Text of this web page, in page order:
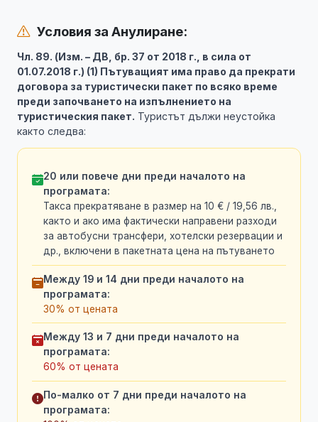
Условия за Анулиране:
Чл. 89. (Изм. – ДВ, бр. 37 от 2018 г., в сила от
01.07.2018 г.) (1) Пътуващият има право да прекрати
договора за туристически пакет по всяко време
преди започването на изпълнението на
туристическия пакет. Туристът дължи неустойка
както следва:
20 или повече дни преди началото на
програмата:
Такса прекратяване в размер на 10 € / 19,56 лв.,
както и ако има фактически направени разходи
за автобусни трансфери, хотелски резервации и
др., включени в пакетната цена на пътуването
Между 19 и 14 дни преди началото на
програмата:
30% от цената
Между 13 и 7 дни преди началото на
програмата:
60% от цената
По-малко от 7 дни преди началото на
програмата: